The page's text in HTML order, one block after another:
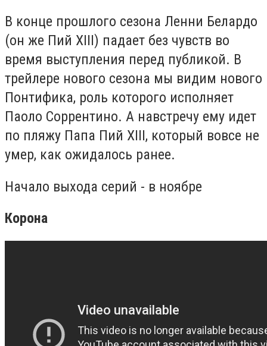
В конце прошлого сезона Ленни Белардо
(он же Пий XIII) падает без чувств во
время выступления перед публикой. В
трейлере нового сезона мы видим нового
Понтифика, роль которого исполняет
Паоло Соррентино. А навстречу ему идет
по пляжу Папа Пий XIII, который вовсе не
умер, как ожидалось ранее.
Начало выхода серий - в ноябре
Корона